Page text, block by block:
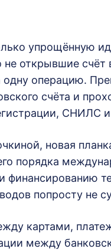
упрощённую
открывшие счёт
одну операцию.
счёта и
СНИЛС и
новая
порядка
попросту не
картами,
между